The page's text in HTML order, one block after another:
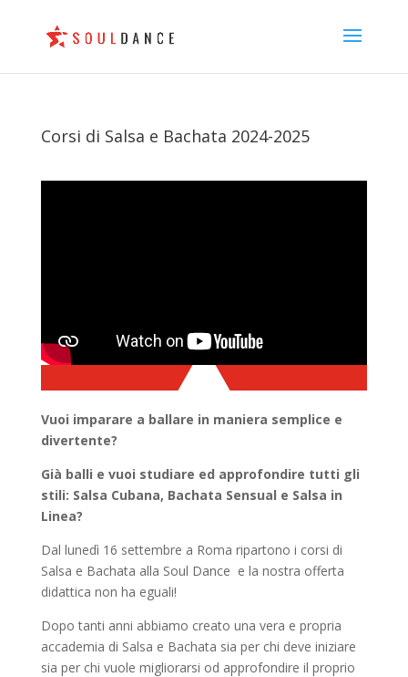
Corsi di Salsa e Bachata 2024-2025
Vuoi imparare a ballare in maniera semplice e
divertente?
Già balli e vuoi studiare ed approfondire tutti gli
stili: Salsa Cubana, Bachata Sensual e Salsa in
Linea?
Dal lunedì 16 settembre a Roma ripartono i corsi di
Salsa e Bachata alla Soul Dance e la nostra offerta
didattica non ha eguali!
Dopo tanti anni abbiamo creato una vera e propria
accademia di Salsa e Bachata sia per chi deve iniziare
sia per chi vuole migliorarsi od approfondire il proprio